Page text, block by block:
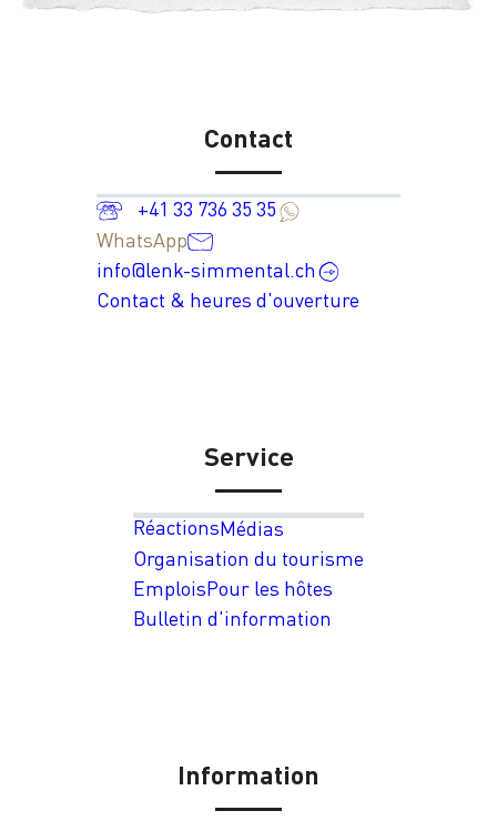
Contact
+41 33 736 35 35
WhatsApp
info@lenk-simmental.ch
Contact & heures d'ouverture
Service
RéactionsMédias
Organisation du tourisme
EmploisPour les hôtes
Bulletin d'information
Information